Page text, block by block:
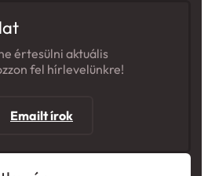
értesülni aktuális
fel hírlevelünkre!